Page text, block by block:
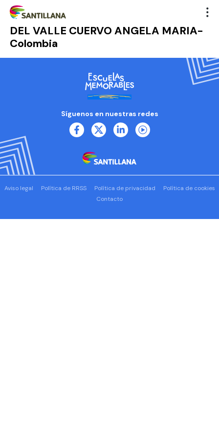
DEL VALLE CUERVO ANGELA MARIA-
Colombia
Síguenos en nuestras redes
Aviso legal Política de RRSS Política de privacidad
Política de cookies
Contacto